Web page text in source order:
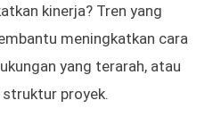
kinerja? Tren yang
meningkatkan cara
yang terarah, atau
proyek.